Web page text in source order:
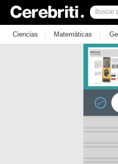
Ciencias | Matemáticas |